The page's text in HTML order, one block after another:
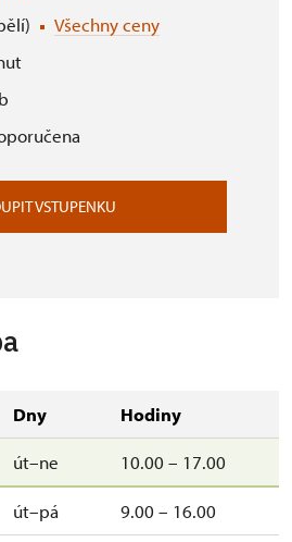
Všechny ceny
VSTUPENKU
Dny Hodiny
út–ne 10.00 – 17.00
út–pá 9.00 – 16.00